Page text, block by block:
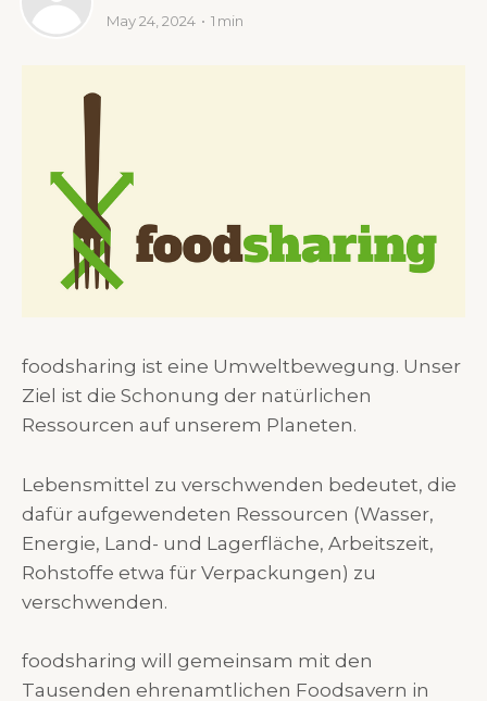
May 24, 2024 1 min
foodsharing ist eine Umweltbewegung. Unser
Ziel ist die Schonung der natürlichen
Ressourcen auf unserem Planeten.
Lebensmittel zu verschwenden bedeutet, die
dafür aufgewendeten Ressourcen (Wasser,
Energie, Land- und Lagerfläche, Arbeitszeit,
Rohstoffe etwa für Verpackungen) zu
verschwenden.
foodsharing will gemeinsam mit den
Tausenden ehrenamtlichen Foodsavern in